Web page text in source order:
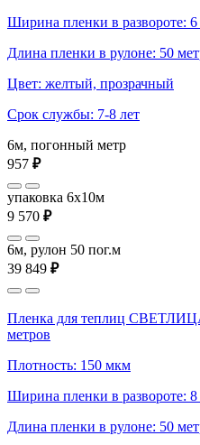
Ширина пленки в развороте: 6
Длина пленки в рулоне: 50
Цвет: желтый, прозрачный
Срок службы: 7-8 лет
6м, погонный метр
957 ₽
упаковка 6x10м
9 570 ₽
6м, рулон 50 пог.м
39 849 ₽
Пленка для теплиц
метров
Плотность: 150 мкм
Ширина пленки в развороте: 8
Длина пленки в рулоне: 50